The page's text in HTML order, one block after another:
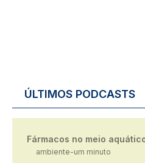
ÚLTIMOS PODCASTS
Fármacos no meio
ambiente-um minuto